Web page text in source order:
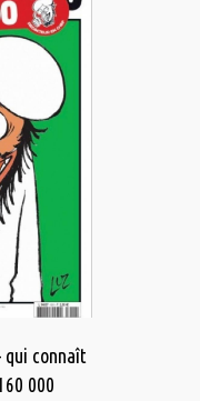
connaît
000